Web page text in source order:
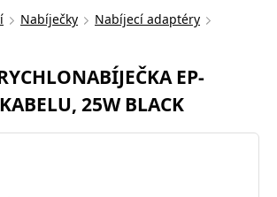
Nabíječky
Nabíjecí adaptéry
EP-
25W BLACK